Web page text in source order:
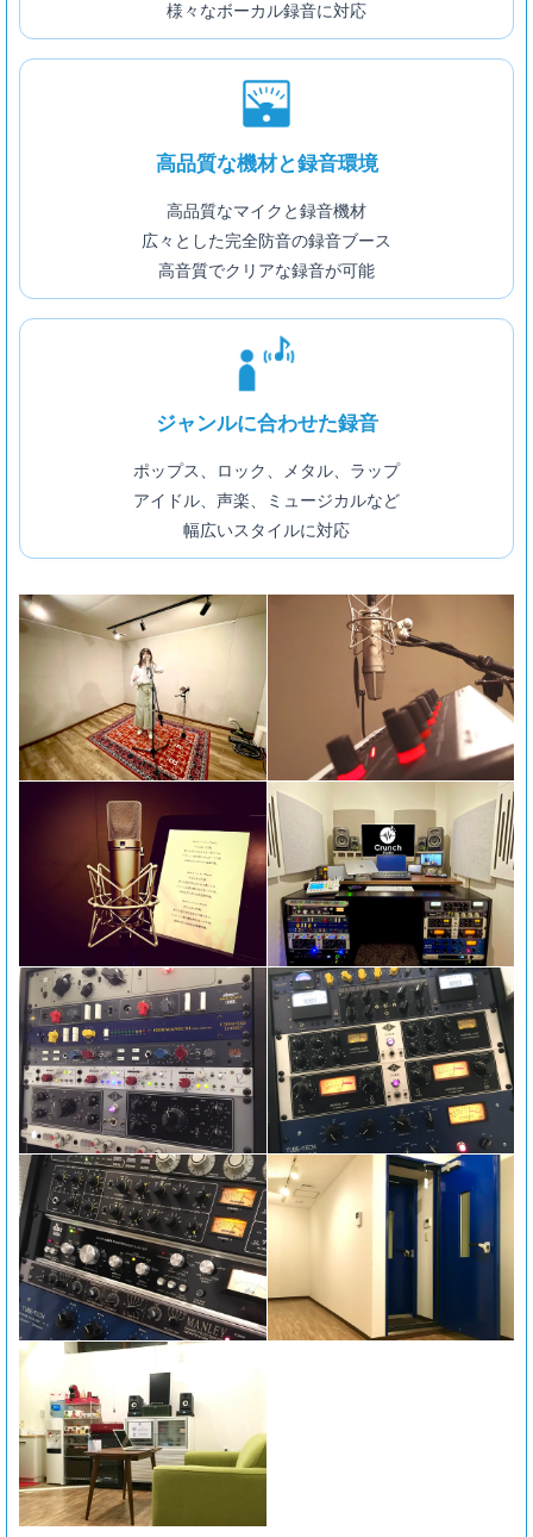
様々なボーカル録音に対応
高品質な機材と録音環境
高品質なマイクと録音機材
広々とした完全防音の録音ブース
高音質でクリアな録音が可能
ジャンルに合わせた録音
ポップス、ロック、メタル、ラップ
アイドル、声楽、ミュージカルなど
幅広いスタイルに対応